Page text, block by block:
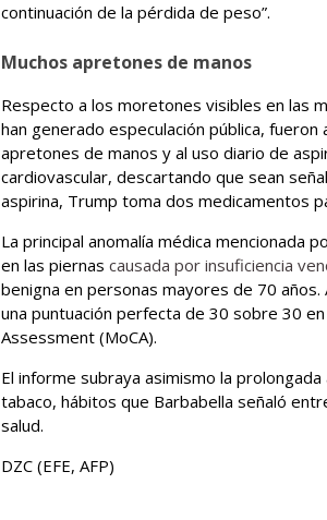
continuación de la pérdida de peso”.
Muchos apretones de manos
Respecto a los moretones visibles en las
han generado especulación pública,
apretones de manos y al uso diario de
cardiovascular, descartando que sean
aspirina, Trump toma dos medicamentos
La principal anomalía médica mencionada
en las piernas causada por insuficiencia
benigna en personas mayores de 70
una puntuación perfecta de 30 sobre 30
Assessment (MoCA).
El informe subraya asimismo la
tabaco, hábitos que Barbabella señaló
salud.
DZC (EFE, AFP)